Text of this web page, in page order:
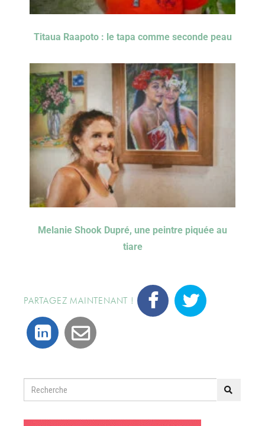
Titaua Raapoto : le tapa comme seconde peau
Melanie Shook Dupré, une peintre piquée au
tiare
PARTAGEZ MAINTENANT !